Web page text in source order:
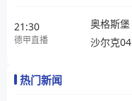
21:30
德甲直播
奥格斯堡
沙尔克04
热门新闻